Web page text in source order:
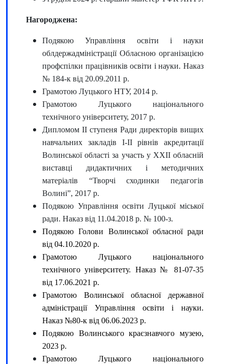
Нагороджена:
Подякою Управління освіти і науки
облдержадміністрації Обласною організацією
профспілки працівників освіти і науки. Наказ
№ 184-к від 20.09.2011 р.
Грамотою Луцького НТУ, 2014 р.
Грамотою Луцького національного
технічного університету, 2017 р.
Дипломом ІІ ступеня Ради директорів вищих
навчальних закладів І-ІІ рівнів акредитації
Волинської області за участь у ХХІІ обласній
виставці дидактичних і методичних
матеріалів “Творчі сходинки педагогів
Волині”, 2017 р.
Подякою Управління освіти Луцької міської
ради. Наказ від 11.04.2018 р. № 100-з.
Подякою Голови Волинської обласної ради
від 04.10.2020 р.
Грамотою Луцького національного
технічного університету. Наказ № 81-07-35
від 17.06.2021 р.
Грамотою Волинської обласної державної
адміністрації Управління освіти і науки.
Наказ №80-к від 06.06.2023 р.
Подякою Волинського краєзнавчого музею,
2023 р.
Грамотою Луцького національного